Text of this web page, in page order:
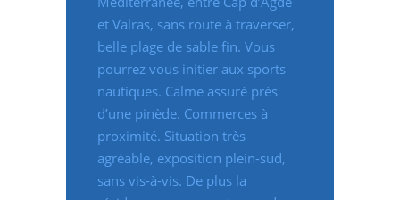
et Valras, sans route à traverser,
belle plage de sable fin. Vous
pourrez vous initier aux sports
nautiques. Calme assuré près
d’une pinède. Commerces à
proximité. Situation très
agréable, exposition plein-sud,
sans vis-à-vis. De plus la